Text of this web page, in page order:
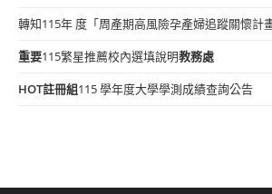
轉知115年 度「周產期高風險孕產婦追蹤關懷計
重要115繁星推薦校內選填說明教務處
HOT註冊組115 學年度大學學測成績查詢公告